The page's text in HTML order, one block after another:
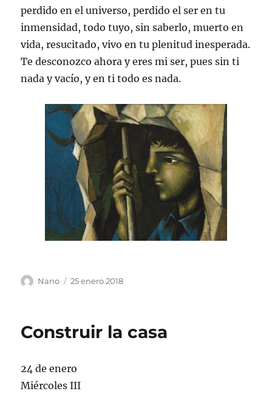
perdido en el universo, perdido el ser en tu
inmensidad, todo tuyo, sin saberlo, muerto en
vida, resucitado, vivo en tu plenitud inesperada.
Te desconozco ahora y eres mi ser, pues sin ti
nada y vacío, y en ti todo es nada.
Autor
Nano
Publicado
25 enero 2018
Construir la casa
24 de enero
Miércoles III